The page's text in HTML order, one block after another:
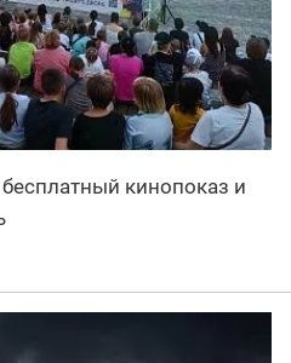
кинопоказ и